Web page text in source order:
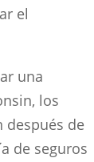
el
una
los
después de
de seguros